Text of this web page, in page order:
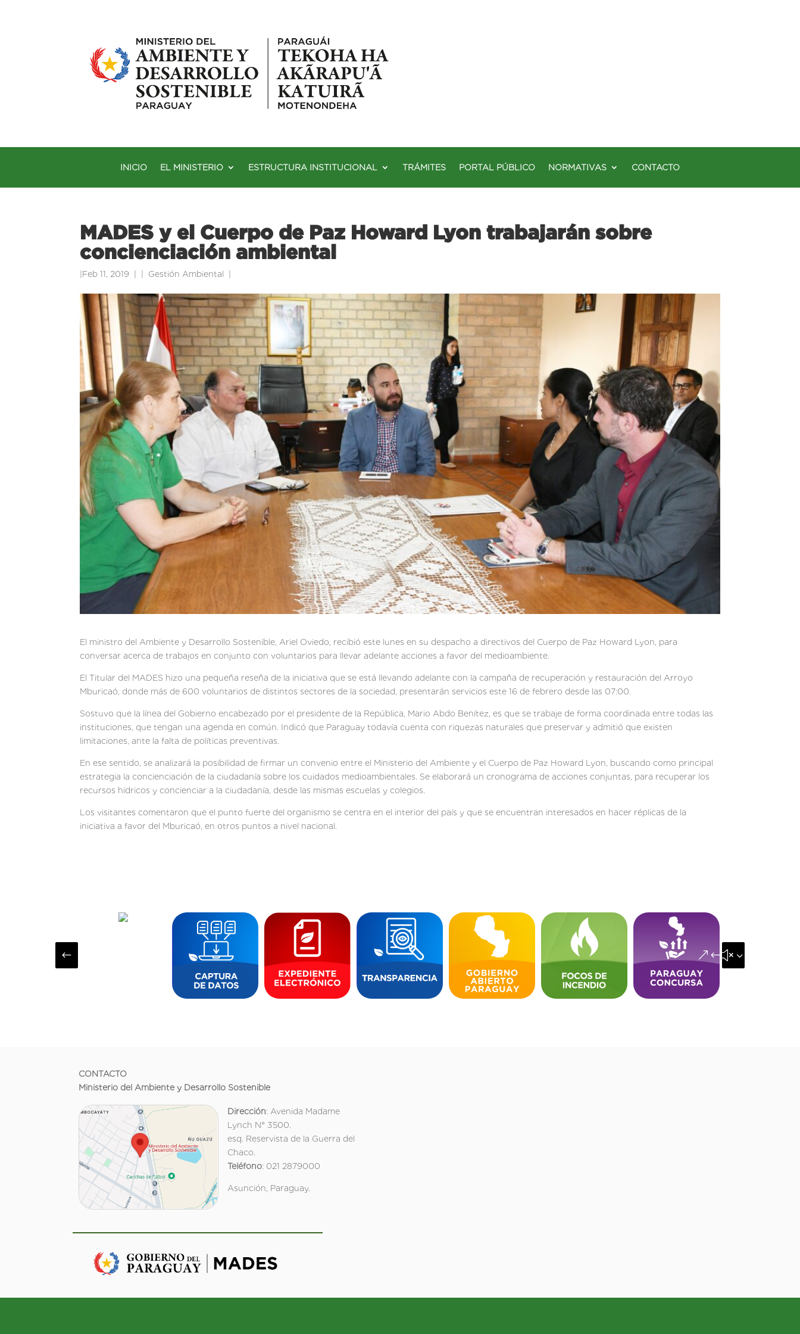
INICIO EL MINISTERIO ESTRUCTURA INSTITUCIONAL TRÁMITES PORTAL PÚBLICO NORMATIVAS CONTACTO
MADES y el Cuerpo de Paz Howard Lyon trabajarán sobre
concienciación ambiental
Feb 11, 2019 Gestión Ambiental
El ministro del Ambiente y Desarrollo Sostenible, Ariel Oviedo, recibió este lunes en su despacho a directivos del Cuerpo de Paz Howard Lyon, para
conversar acerca de trabajos en conjunto con voluntarios para llevar adelante acciones a favor del medioambiente.
El Titular del MADES hizo una pequeña reseña de la iniciativa que se está llevando adelante con la campaña de recuperación y restauración del Arroyo
Mburicaó, donde más de 600 voluntarios de distintos sectores de la sociedad, presentarán servicios este 16 de febrero desde las 07:00.
Sostuvo que la línea del Gobierno encabezado por el presidente de la República, Mario Abdo Benítez, es que se trabaje de forma coordinada entre todas las
instituciones, que tengan una agenda en común. Indicó que Paraguay todavía cuenta con riquezas naturales que preservar y admitió que existen
limitaciones, ante la falta de políticas preventivas.
En ese sentido, se analizará la posibilidad de firmar un convenio entre el Ministerio del Ambiente y el Cuerpo de Paz Howard Lyon, buscando como principal
estrategia la concienciación de la ciudadanía sobre los cuidados medioambientales. Se elaborará un cronograma de acciones conjuntas, para recuperar los
recursos hídricos y concienciar a la ciudadanía, desde las mismas escuelas y colegios.
Los visitantes comentaron que el punto fuerte del organismo se centra en el interior del país y que se encuentran interesados en hacer réplicas de la
iniciativa a favor del Mburicaó, en otros puntos a nivel nacional.
# &#x35;
CONTACTO
Ministerio del Ambiente y Desarrollo Sostenible
Dirección: Avenida Madame
Lynch N° 3500.
esq. Reservista de la Guerra del
Chaco.
Teléfono: 021 2879000
Asunción, Paraguay.